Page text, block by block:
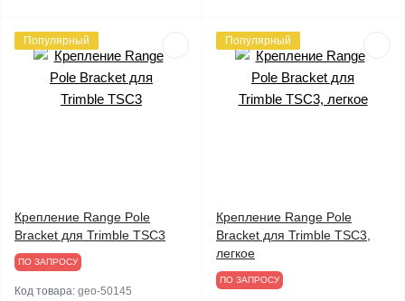
Популярный
Крепление Range Pole
Bracket для Trimble TSC3
ПО ЗАПРОСУ
Код товара: geo-50145
Популярный
Крепление Range Pole
Bracket для Trimble TSC3,
легкое
ПО ЗАПРОСУ